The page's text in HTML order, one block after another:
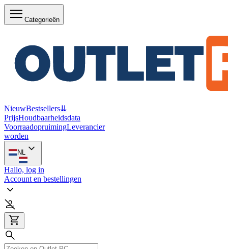
Categorieën
NieuwBestsellers⇊
PrijsHoudbaarheidsdata
VoorraadopruimingLeverancier
worden
NL
Hallo, log in
Account en bestellingen